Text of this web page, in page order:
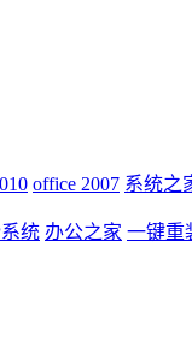
office 2007 系统之
统 办公之家 一键重